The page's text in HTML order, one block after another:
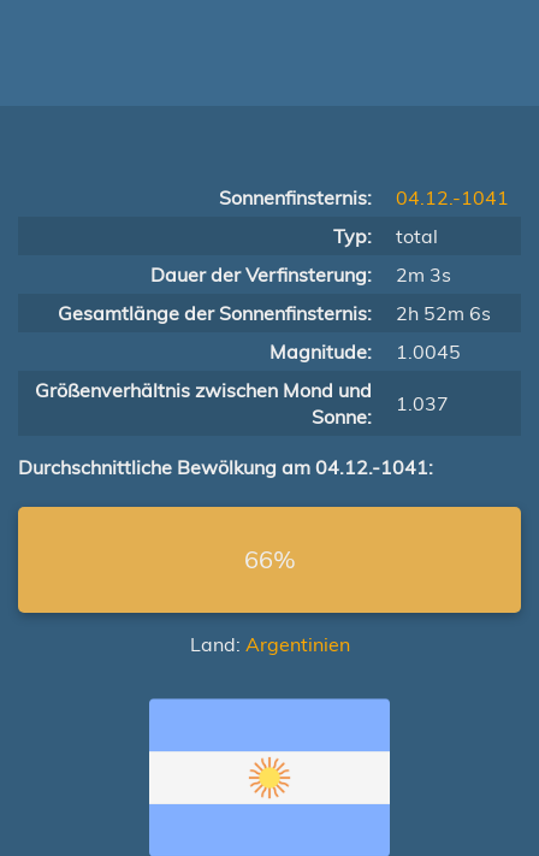
Sonnenfinsternis:
04.12.-1041
Typ:
total
Dauer der Verfinsterung:
2m 3s
Gesamtlänge der Sonnenfinsternis:
2h 52m 6s
Magnitude:
1.0045
Größenverhältnis zwischen Mond und
Sonne:
1.037
Durchschnittliche Bewölkung am 04.12.-1041:
66%
Land: Argentinien